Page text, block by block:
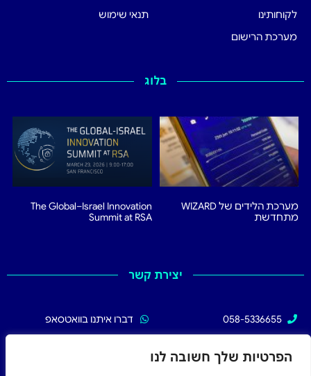
הפרטיות שלך חשובה לנו
לקוחותינו
מערכת הרישום
תנאי שימוש
בלוג
מערכת הלידים של WIZARD
מתחדשת
The Global–Israel Innovation
Summit at RSA
יצירת קשר
058-5336655
דברו איתנו בוואטסאפ